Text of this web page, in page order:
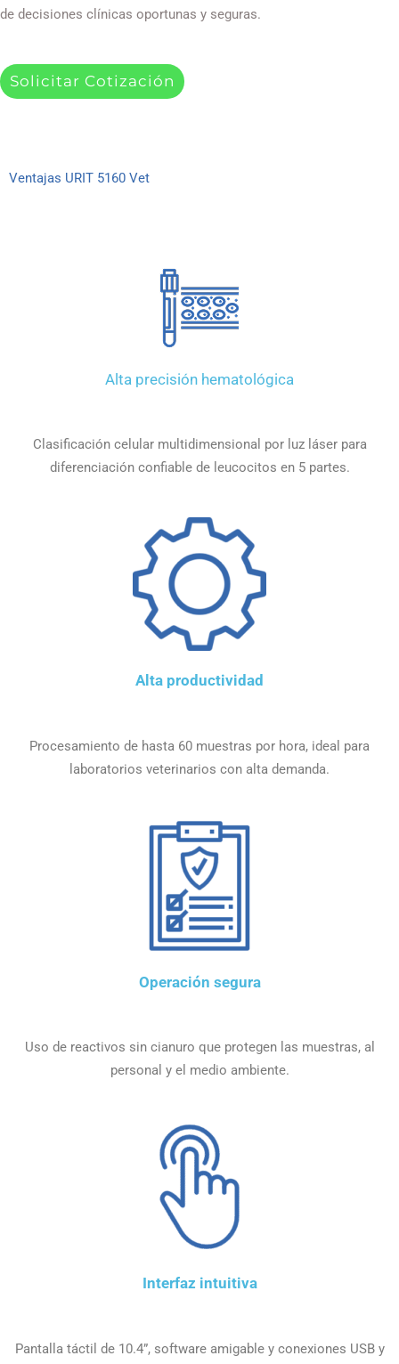
de decisiones clínicas oportunas y seguras.
Solicitar Cotización
Ventajas URIT 5160 Vet
Alta precisión hematológica
Clasificación celular multidimensional por luz láser para
diferenciación confiable de leucocitos en 5 partes.
Alta productividad
Procesamiento de hasta 60 muestras por hora, ideal para
laboratorios veterinarios con alta demanda.
Operación segura
Uso de reactivos sin cianuro que protegen las muestras, al
personal y el medio ambiente.
Interfaz intuitiva
Pantalla táctil de 10.4”, software amigable y conexiones USB y